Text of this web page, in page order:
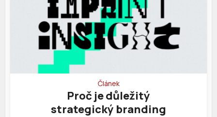
Článek
Proč je důležitý
strategický branding